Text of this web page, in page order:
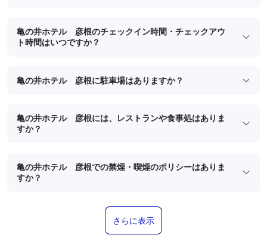
亀の井ホテル 彦根のチェックイン時間・チェックアウ
ト時間はいつですか？
亀の井ホテル 彦根に駐車場はありますか？
亀の井ホテル 彦根には、レストランや食事処はありま
すか？
亀の井ホテル 彦根での禁煙・喫煙のポリシーはありま
すか？
さらに表示